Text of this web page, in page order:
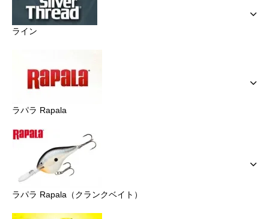
ライン
ラパラ Rapala
ラパラ Rapala（クランクベイト）